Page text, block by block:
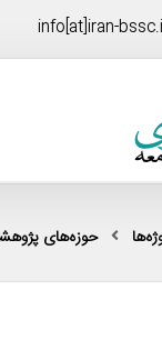
info[at]iran-
حوزه‌های